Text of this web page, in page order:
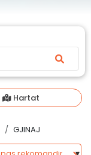
Hartat
GJINAJ